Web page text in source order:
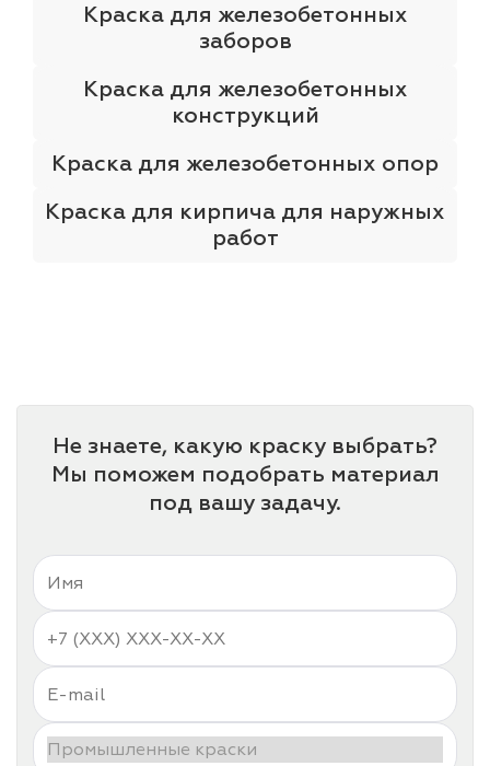
Краска для железобетонных
заборов
Краска для железобетонных
конструкций
Краска для железобетонных опор
Краска для кирпича для наружных
работ
Не знаете, какую краску выбрать?
Мы поможем подобрать материал
под вашу задачу.